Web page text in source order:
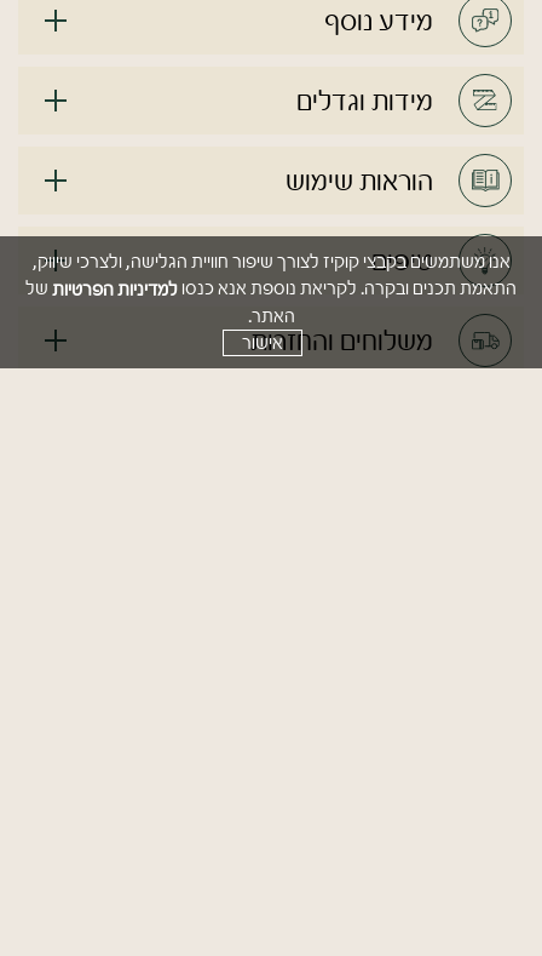
אנו משתמשים בקבצי קוקיז לצורך שיפור חוויית הגלישה, ולצרכי שיווק,
התאמת תכנים ובקרה. לקריאת נוספת אנא כנסו למדיניות הפרטיות של
האתר.
אישור
מידע נוסף
מידות וגדלים
הוראות שימוש
טיפים
משלוחים והחזרות